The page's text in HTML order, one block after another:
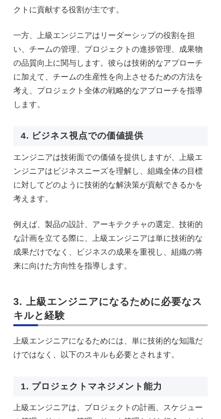
クトに貢献する役割が主です。
一方、上級エンジニアはリーダーシップの役割を担
い、チームの管理、プロジェクトの進捗管理、成果物
の品質向上に関与します。彼らは技術的なアプローチ
に加えて、チームの生産性を向上させるための方法を
考え、プロジェクト全体の戦略的なアプローチを指導
します。
4. ビジネス視点での価値提供
エンジニアは技術面での価値を提供しますが、上級エ
ンジニアはビジネスニーズを理解し、組織全体の目標
に対してどのように技術的な解決策が貢献できるかを
考えます。
例えば、製品の設計、アーキテクチャの選定、技術的
な計画を立てる際に、上級エンジニアは単に技術的な
成果だけでなく、ビジネスの成果を重視し、組織の将
来に向けた方向性を指導します。
3. 上級エンジニアになるために必要なス
キルと経験
上級エンジニアになるためには、単に技術的な知識だ
けではなく、以下のスキルも必要とされます。
1. プロジェクトマネジメント能力
上級エンジニアは、プロジェクトの計画、スケジュー